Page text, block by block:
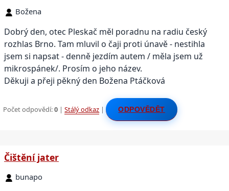
Božena
Dobrý den, otec Pleskač měl poradnu na radiu český
rozhlas Brno. Tam mluvil o čaji proti únavě - nestihla
jsem si napsat - denně jezdím autem / měla jsem už
mikrospánek/. Prosím o jeho název.
Děkuji a přeji pěkný den Božena Ptáčková
Počet odpovědí:0 |Stálý odkaz | ODPOVĚDĚT
Čištění jater
bunapo